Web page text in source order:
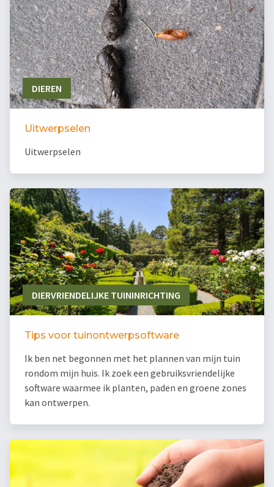
DIEREN
Uitwerpselen
Uitwerpselen
DIERVRIENDELIJKE TUININRICHTING
Tips voor tuinontwerpsoftware
Ik ben net begonnen met het plannen van mijn tuin
rondom mijn huis. Ik zoek een gebruiksvriendelijke
software waarmee ik planten, paden en groene zones
kan ontwerpen.